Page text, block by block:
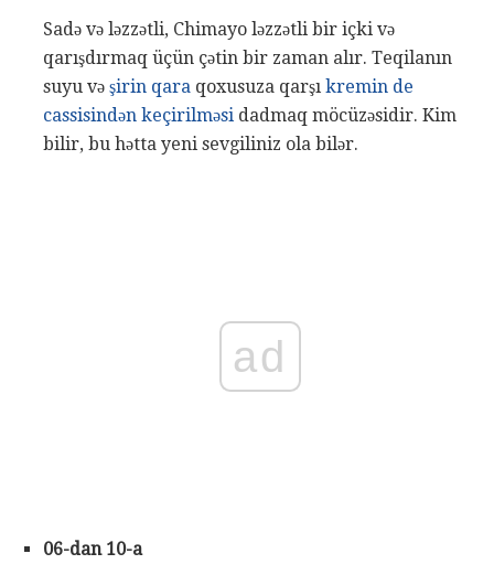
Sadə və ləzzətli, Chimayo ləzzətli bir içki və
qarışdırmaq üçün çətin bir zaman alır. Teqilanın
suyu və şirin qara qoxusuza qarşı kremin de
cassisindən keçirilməsi dadmaq möcüzəsidir. Kim
bilir, bu hətta yeni sevgiliniz ola bilər.
ad
06-dan 10-a